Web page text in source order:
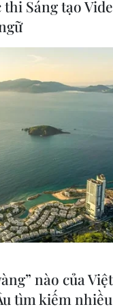
sẽ có
vài giờ tới
Arabiya xác nhận
Tổng thống
biết “chính phủ
tới."
Sáng tạo
nào của
tìm kiếm